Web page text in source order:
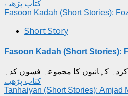
کتاب پڑھیے
Fasoon Kadah (Short Stories):
Short Story
Fasoon Kadah (Short Stories):
کہانیوں کا مجموعہ فسوں کدہ
کتاب پڑھیے
Tanhaiyan (Short Stories): Amjad